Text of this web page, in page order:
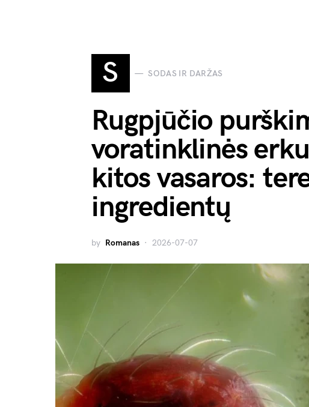
S SODAS IR DARŽAS
Rugpjūčio
voratinklinės
kitos vasaros:
ingredientų
by Romanas 2026-07-07